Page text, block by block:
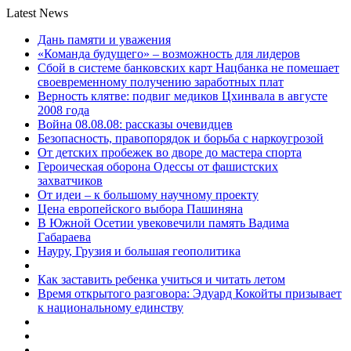
Latest News
Дань памяти и уважения
«Команда будущего» – возможность для лидеров
Сбой в системе банковских карт Нацбанка не помешает
своевременному получению заработных плат
Верность клятве: подвиг медиков Цхинвала в августе
2008 года
Война 08.08.08: рассказы очевидцев
Безопасность, правопорядок и борьба с наркоугрозой
От детских пробежек во дворе до мастера спорта
Героическая оборона Одессы от фашистских
захватчиков
От идеи – к большому научному проекту
Цена европейского выбора Пашиняна
В Южной Осетии увековечили память Вадима
Габараева
Науру, Грузия и большая геополитика
Как заставить ребенка учиться и читать летом
Время открытого разговора: Эдуард Кокойты призывает
к национальному единству